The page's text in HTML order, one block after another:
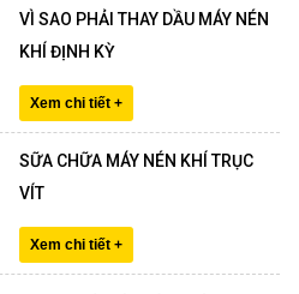
VÌ SAO PHẢI THAY DẦU MÁY NÉN
KHÍ ĐỊNH KỲ
Xem chi tiết +
SỮA CHỮA MÁY NÉN KHÍ TRỤC
VÍT
Xem chi tiết +